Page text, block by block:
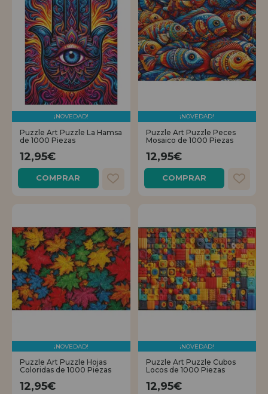
¡NOVEDAD!
Puzzle Art Puzzle La Hamsa
de 1000 Piezas
12,95€
COMPRAR
¡NOVEDAD!
Puzzle Art Puzzle Peces
Mosaico de 1000 Piezas
12,95€
COMPRAR
¡NOVEDAD!
Puzzle Art Puzzle Hojas
Coloridas de 1000 Piezas
12,95€
¡NOVEDAD!
Puzzle Art Puzzle Cubos
Locos de 1000 Piezas
12,95€